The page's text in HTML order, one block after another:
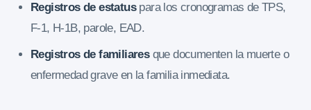
Registros de estatuspara los cronogramas de TPS,
F-1, H-1B, parole, EAD.
Registros de familiaresque documenten la muerte o
enfermedad grave en la familia inmediata.